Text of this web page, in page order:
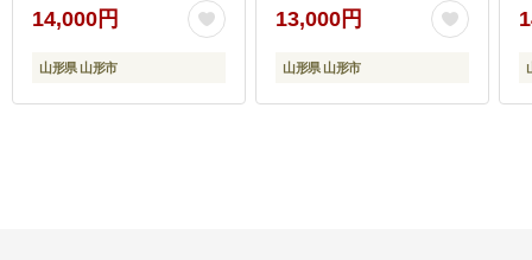
14,000円
山形県 山形市
13,000円
山形県 山形市